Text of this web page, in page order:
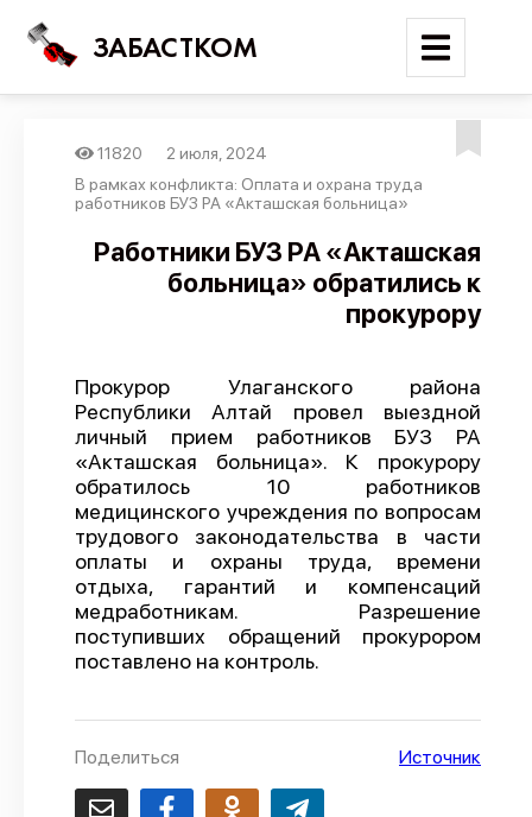
ЗАБАСТКОМ
Войти
Поиск
Новости
Отчеты
Предложить публикацию
Справочник
API
О проекте
Политика конфиденциальности
11820
2 июля, 2024
В рамках конфликта: Оплата и охрана труда
работников БУЗ РА «Акташская больница»
Работники БУЗ РА «Акташская
больница» обратились к
прокурору
Прокурор Улаганского района
Республики Алтай провел выездной
личный прием работников БУЗ РА
«Акташская больница». К прокурору
обратилось 10 работников
медицинского учреждения по вопросам
трудового законодательства в части
оплаты и охраны труда, времени
отдыха, гарантий и компенсаций
медработникам. Разрешение
поступивших обращений прокурором
поставлено на контроль.
Поделиться Источник